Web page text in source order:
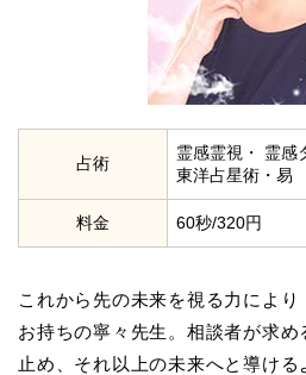
占術
霊感霊視・ 霊感
東洋占星術・易
料金 60秒/320円
これから先の未来を視る力によ
お持ちの寧々先生。相談者が求
止め、それ以上の未来へと導け